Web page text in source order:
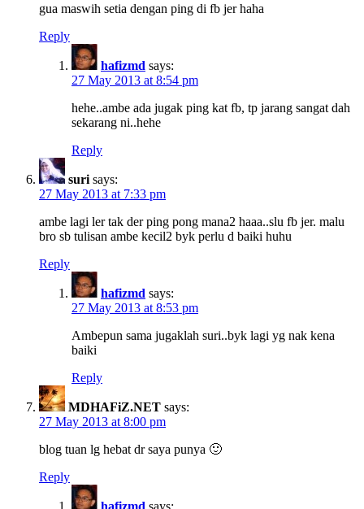
gua maswih setia dengan ping di fb jer haha
Reply
hafizmd says:
27 May 2013 at 8:54 pm
hehe..ambe ada jugak ping kat fb, tp jarang sangat dah
sekarang ni..hehe
Reply
suri says:
27 May 2013 at 7:33 pm
ambe lagi ler tak der ping pong mana2 haaa..slu fb jer. malu
bro sb tulisan ambe kecil2 byk perlu d baiki huhu
Reply
hafizmd says:
27 May 2013 at 8:53 pm
Ambepun sama jugaklah suri..byk lagi yg nak kena
baiki
Reply
MDHAFiZ.NET says:
27 May 2013 at 8:00 pm
blog tuan lg hebat dr saya punya 🙂
Reply
hafizmd says: